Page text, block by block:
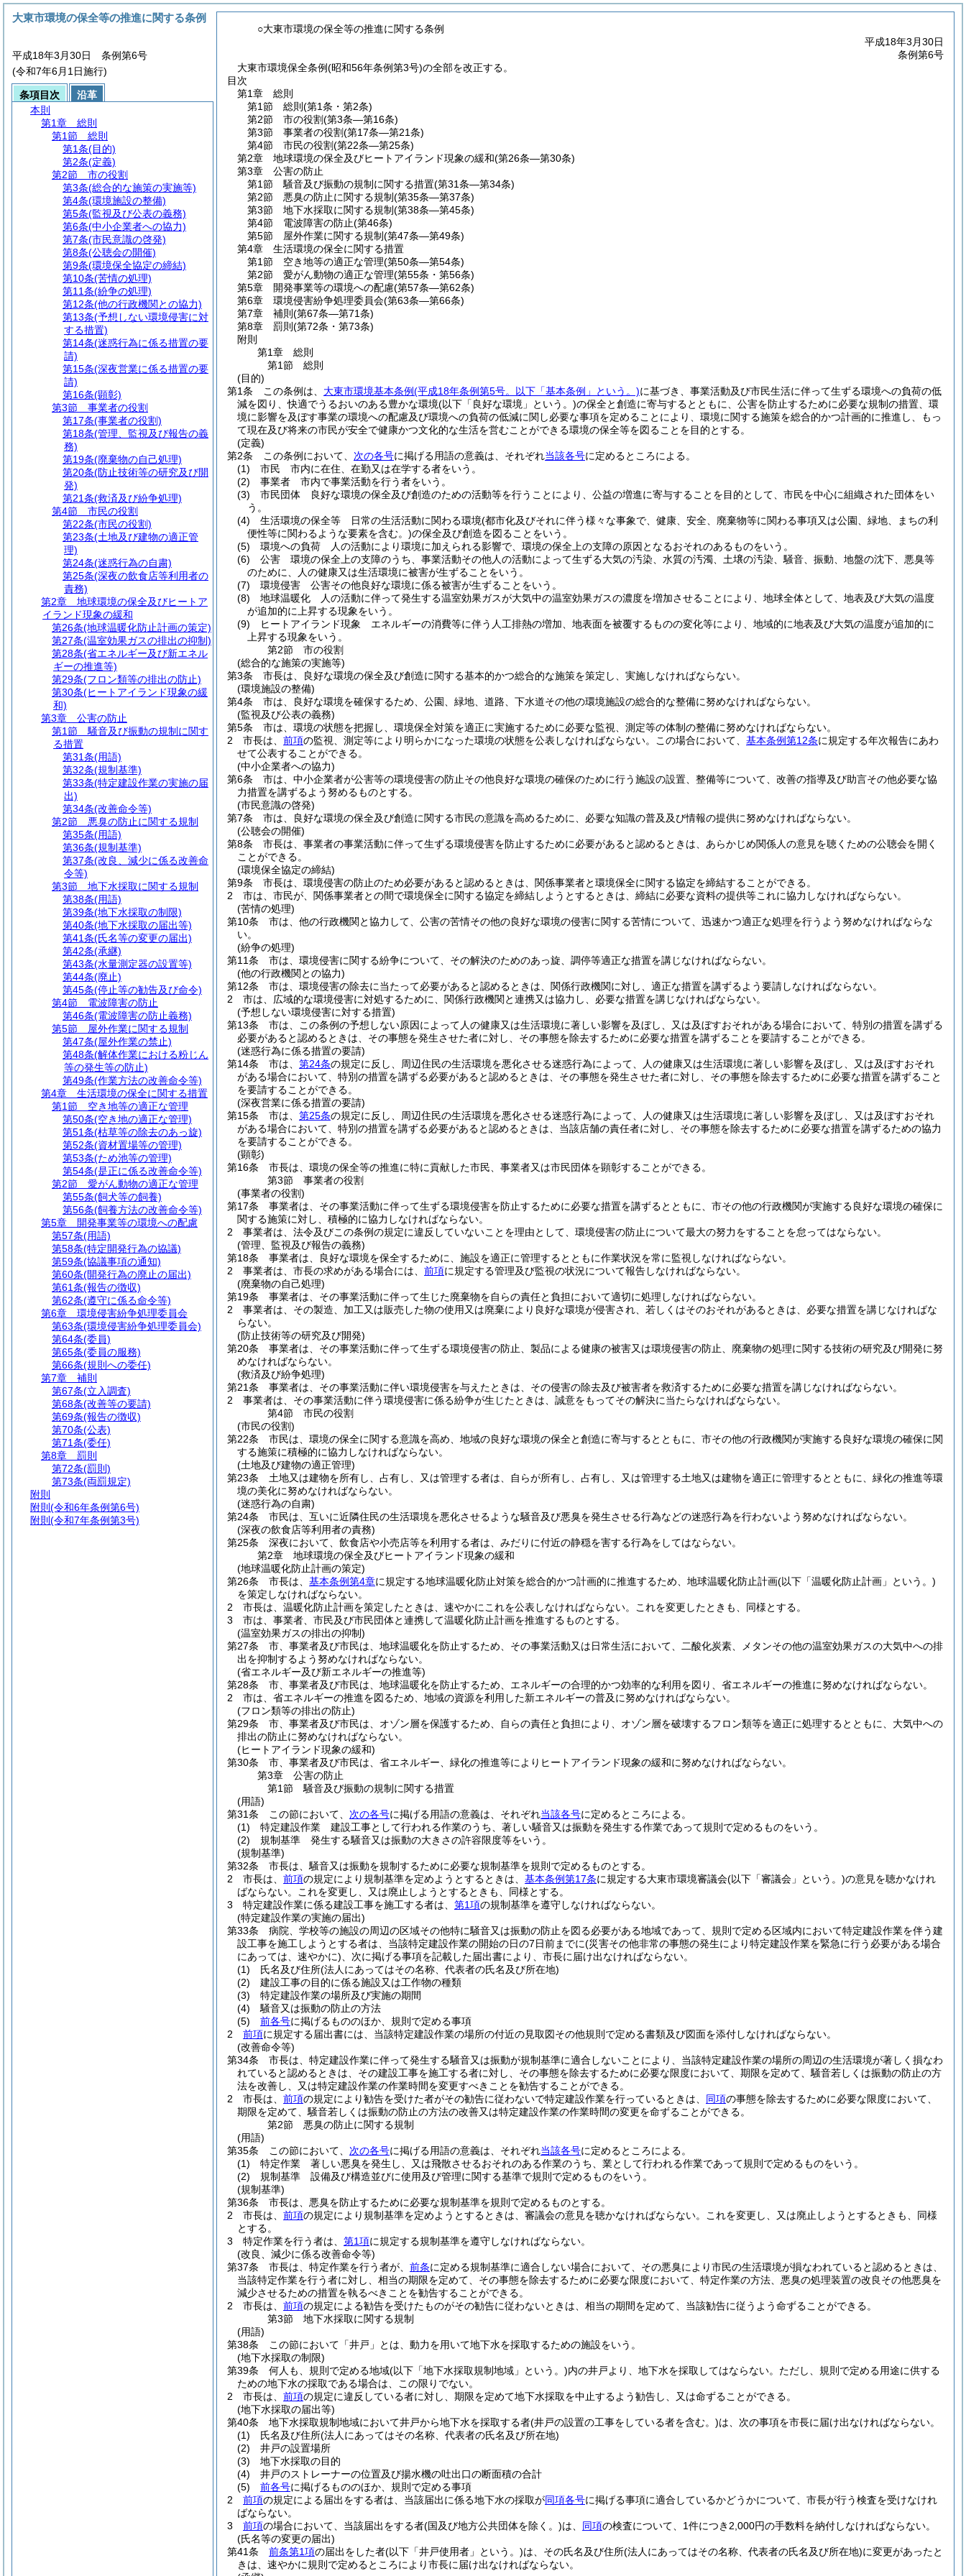
○大東市環境の保全等の推進に関する条例
平成18年3月30日
条例第6号
大東市環境保全条例(昭和56年条例第3号)の全部を改正する。
目次
第1章
総則
第1節
総則 (第1条・第2条)
第2節
市の役割(第3条―第16条)
第3節
事業者の役割(第17条―第21条)
第4節
市民の役割(第22条―第25条)
第2章
地球環境の保全及びヒートアイランド現象の緩和(第26条―第30条)
第3章
公害の防止
第1節
騒音及び振動の規制に関する措置(第31条―第34条)
第2節
悪臭の防止に関する規制(第35条―第37条)
第3節
地下水採取に関する規制(第38条―第45条)
第4節
電波障害の防止(第46条)
第5節
屋外作業に関する規制(第47条―第49条)
第4章
生活環境の保全に関する措置
第1節
空き地等の適正な管理(第50条―第54条)
第2節
愛がん動物の適正な管理(第55条・第56条)
第5章
開発事業等の環境への配慮(第57条―第62条)
第6章
環境侵害紛争処理委員会(第63条―第66条)
第7章
補則 (第67条―第71条)
第8章
罰則 (第72条・第73条)
附則
第1章
総則
第1節
総則
(目的)
第1条
この条例は、 大東市環境基本条例(平成18年条例第5号。以下「基本条例」という。)に基づき、事業活動及び市民生活に伴って生ずる環境への負荷の低
減を図り、快適でうるおいのある豊かな環境(以下「良好な環境」という。)の保全と創造に寄与するとともに、公害を防止するために必要な規制の措置、環
境に影響を及ぼす事業の環境への配慮及び環境への負荷の低減に関し必要な事項を定めることにより、環境に関する施策を総合的かつ計画的に推進し、もっ
て現在及び将来の市民が安全で健康かつ文化的な生活を営むことができる環境の保全等を図ることを目的とする。
(定義)
第2条
この条例において、 次の各号に掲げる用語の意義は、それぞれ当該各号に定めるところによる。
(1)
市民 市内に在住、在勤又は在学する者をいう。
(2)
事業者 市内で事業活動を行う者をいう。
(3)
市民団体 良好な環境の保全及び創造のための活動等を行うことにより、公益の増進に寄与することを目的として、市民を中心に組織された団体をい
う。
(4)
生活環境の保全等 日常の生活活動に関わる環境(都市化及びそれに伴う様々な事象で、健康、安全、廃棄物等に関わる事項又は公園、緑地、まちの利
便性等に関わるような要素を含む。)の保全及び創造を図ることをいう。
(5)
環境への負荷 人の活動により環境に加えられる影響で、環境の保全上の支障の原因となるおそれのあるものをいう。
(6)
公害 環境の保全上の支障のうち、事業活動その他人の活動によって生ずる大気の汚染、水質の汚濁、土壌の汚染、騒音、振動、地盤の沈下、悪臭等
のために、人の健康又は生活環境に被害が生ずることをいう。
(7)
環境侵害 公害その他良好な環境に係る被害が生ずることをいう。
(8)
地球温暖化 人の活動に伴って発生する温室効果ガスが大気中の温室効果ガスの濃度を増加させることにより、地球全体として、地表及び大気の温度
が追加的に上昇する現象をいう。
(9)
ヒートアイランド現象 エネルギーの消費等に伴う人工排熱の増加、地表面を被覆するものの変化等により、地域的に地表及び大気の温度が追加的に
上昇する現象をいう。
第2節
市の役割
(総合的な施策の実施等)
第3条
市長は、良好な環境の保全及び創造に関する基本的かつ総合的な施策を策定し、実施しなければならない。
(環境施設の整備)
第4条
市は、良好な環境を確保するため、公園、緑地、道路、下水道その他の環境施設の総合的な整備に努めなければならない。
(監視及び公表の義務)
第5条
市は、環境の状態を把握し、環境保全対策を適正に実施するために必要な監視、測定等の体制の整備に努めなければならない。
2
市長は、 前項の監視、測定等により明らかになった環境の状態を公表しなければならない。 この場合において、 基本条例第12条に規定する年次報告にあわ
せて公表することができる。
(中小企業者への協力)
第6条
市は、中小企業者が公害等の環境侵害の防止その他良好な環境の確保のために行う施設の設置、整備等について、改善の指導及び助言その他必要な協
力措置を講ずるよう努めるものとする。
(市民意識の啓発)
第7条
市は、良好な環境の保全及び創造に関する市民の意識を高めるために、必要な知識の普及及び情報の提供に努めなければならない。
(公聴会の開催)
第8条
市長は、事業者の事業活動に伴って生ずる環境侵害を防止するために必要があると認めるときは、あらかじめ関係人の意見を聴くための公聴会を開く
ことができる。
(環境保全協定の締結)
第9条
市長は、環境侵害の防止のため必要があると認めるときは、関係事業者と環境保全に関する協定を締結することができる。
2
市は、市民が、関係事業者との間で環境保全に関する協定を締結しようとするときは、締結に必要な資料の提供等これに協力しなければならない。
(苦情の処理)
第10条
市は、他の行政機関と協力して、公害の苦情その他の良好な環境の侵害に関する苦情について、迅速かつ適正な処理を行うよう努めなければならな
い。
(紛争の処理)
第11条
市は、環境侵害に関する紛争について、その解決のためのあっ旋、調停等適正な措置を講じなければならない。
(他の行政機関との協力)
第12条
市は、環境侵害の除去に当たって必要があると認めるときは、関係行政機関に対し、適正な措置を講ずるよう要請しなければならない。
2
市は、広域的な環境侵害に対処するために、関係行政機関と連携又は協力し、必要な措置を講じなければならない。
(予想しない環境侵害に対する措置)
第13条
市は、この条例の予想しない原因によって人の健康又は生活環境に著しい影響を及ぼし、又は及ぼすおそれがある場合において、特別の措置を講ずる
必要があると認めるときは、その事態を発生させた者に対し、その事態を除去するために必要な措置を講ずることを要請することができる。
(迷惑行為に係る措置の要請)
第14条
市は、 第24条の規定に反し、周辺住民の生活環境を悪化させる迷惑行為によって、人の健康又は生活環境に著しい影響を及ぼし、又は及ぼすおそれ
がある場合において、特別の措置を講ずる必要があると認めるときは、その事態を発生させた者に対し、その事態を除去するために必要な措置を講ずること
を要請することができる。
(深夜営業に係る措置の要請)
第15条
市は、 第25条の規定に反し、周辺住民の生活環境を悪化させる迷惑行為によって、人の健康又は生活環境に著しい影響を及ぼし、又は及ぼすおそれ
がある場合において、特別の措置を講ずる必要があると認めるときは、当該店舗の責任者に対し、その事態を除去するために必要な措置を講ずるための協力
を要請することができる。
(顕彰)
第16条
市長は、環境の保全等の推進に特に貢献した市民、事業者又は市民団体を顕彰することができる。
第3節
事業者の役割
(事業者の役割)
第17条
事業者は、その事業活動に伴って生ずる環境侵害を防止するために必要な措置を講ずるとともに、市その他の行政機関が実施する良好な環境の確保に
関する施策に対し、積極的に協力しなければならない。
2
事業者は、法令及びこの条例の規定に違反していないことを理由として、環境侵害の防止について最大の努力をすることを怠ってはならない。
(管理、監視及び報告の義務)
第18条
事業者は、良好な環境を保全するために、施設を適正に管理するとともに作業状況を常に監視しなければならない。
2
事業者は、市長の求めがある場合には、 前項に規定する管理及び監視の状況について報告しなければならない。
(廃棄物の自己処理)
第19条
事業者は、その事業活動に伴って生じた廃棄物を自らの責任と負担において適切に処理しなければならない。
2
事業者は、その製造、加工又は販売した物の使用又は廃棄により良好な環境が侵害され、若しくはそのおそれがあるときは、必要な措置を講じなければな
らない。
(防止技術等の研究及び開発)
第20条
事業者は、その事業活動に伴って生ずる環境侵害の防止、製品による健康の被害又は環境侵害の防止、廃棄物の処理に関する技術の研究及び開発に努
めなければならない。
(救済及び紛争処理)
第21条
事業者は、その事業活動に伴い環境侵害を与えたときは、その侵害の除去及び被害者を救済するために必要な措置を講じなければならない。
2
事業者は、その事業活動に伴う環境侵害に係る紛争が生じたときは、誠意をもってその解決に当たらなければならない。
第4節
市民の役割
(市民の役割)
第22条
市民は、環境の保全に関する意識を高め、地域の良好な環境の保全と創造に寄与するとともに、市その他の行政機関が実施する良好な環境の確保に関
する施策に積極的に協力しなければならない。
(土地及び建物の適正管理)
第23条
土地又は建物を所有し、占有し、又は管理する者は、自らが所有し、占有し、又は管理する土地又は建物を適正に管理するとともに、緑化の推進等環
境の美化に努めなければならない。
(迷惑行為の自粛)
第24条
市民は、互いに近隣住民の生活環境を悪化させるような騒音及び悪臭を発生させる行為などの迷惑行為を行わないよう努めなければならない。
(深夜の飲食店等利用者の責務)
第25条
深夜において、飲食店や小売店等を利用する者は、みだりに付近の静穏を害する行為をしてはならない。
第2章
地球環境の保全及びヒートアイランド現象の緩和
(地球温暖化防止計画の策定)
第26条
市長は、 基本条例第4章に規定する地球温暖化防止対策を総合的かつ計画的に推進するため、地球温暖化防止計画(以下「温暖化防止計画」という。)
を策定しなければならない。
2
市長は、温暖化防止計画を策定したときは、速やかにこれを公表しなければならない。
これを変更したときも、同様とする。
3
市は、事業者、市民及び市民団体と連携して温暖化防止計画を推進するものとする。
(温室効果ガスの排出の抑制)
第27条
市、事業者及び市民は、地球温暖化を防止するため、その事業活動又は日常生活において、二酸化炭素、メタンその他の温室効果ガスの大気中への排
出を抑制するよう努めなければならない。
(省エネルギー及び新エネルギーの推進等)
第28条
市、事業者及び市民は、地球温暖化を防止するため、エネルギーの合理的かつ効率的な利用を図り、省エネルギーの推進に努めなければならない。
2
市は、省エネルギーの推進を図るため、地域の資源を利用した新エネルギーの普及に努めなければならない。
(フロン類等の排出の防止)
第29条
市、事業者及び市民は、オゾン層を保護するため、自らの責任と負担により、オゾン層を破壊するフロン類等を適正に処理するとともに、大気中への
排出の防止に努めなければならない。
(ヒートアイランド現象の緩和)
第30条
市、事業者及び市民は、省エネルギー、緑化の推進等によりヒートアイランド現象の緩和に努めなければならない。
第3章
公害の防止
第1節
騒音及び振動の規制に関する措置
(用語)
第31条
この節において、 次の各号に掲げる用語の意義は、それぞれ当該各号に定めるところによる。
(1)
特定建設作業 建設工事として行われる作業のうち、著しい騒音又は振動を発生する作業であって規則で定めるものをいう。
(2)
規制基準 発生する騒音又は振動の大きさの許容限度等をいう。
(規制基準)
第32条
市長は、騒音又は振動を規制するために必要な規制基準を規則で定めるものとする。
2
市長は、 前項の規定により規制基準を定めようとするときは、 基本条例第17条に規定する大東市環境審議会(以下「審議会」という。)の意見を聴かなけれ
ばならない。
これを変更し、又は廃止しようとするときも、同様とする。
3
特定建設作業に係る建設工事を施工する者は、 第1項の規制基準を遵守しなければならない。
(特定建設作業の実施の届出)
第33条
病院、学校等の施設の周辺の区域その他特に騒音又は振動の防止を図る必要がある地域であって、規則で定める区域内において特定建設作業を伴う建
設工事を施工しようとする者は、当該特定建設作業の開始の日の7日前までに(災害その他非常の事態の発生により特定建設作業を緊急に行う必要がある場合
にあっては、速やかに) 、次に掲げる事項を記載した届出書により、市長に届け出なければならない。
(1)
氏名及び住所(法人にあってはその名称、代表者の氏名及び所在地)
(2)
建設工事の目的に係る施設又は工作物の種類
(3)
特定建設作業の場所及び実施の期間
(4)
騒音又は振動の防止の方法
(5)
前各号に掲げるもののほか、規則で定める事項
2
前項に規定する届出書には、当該特定建設作業の場所の付近の見取図その他規則で定める書類及び図面を添付しなければならない。
(改善命令等)
第34条
市長は、特定建設作業に伴って発生する騒音又は振動が規制基準に適合しないことにより、当該特定建設作業の場所の周辺の生活環境が著しく損なわ
れていると認めるときは、その建設工事を施工する者に対し、その事態を除去するために必要な限度において、期限を定めて、騒音若しくは振動の防止の方
法を改善し、又は特定建設作業の作業時間を変更すべきことを勧告することができる。
2
市長は、 前項の規定により勧告を受けた者がその勧告に従わないで特定建設作業を行っているときは、 同項の事態を除去するために必要な限度において、
期限を定めて、騒音若しくは振動の防止の方法の改善又は特定建設作業の作業時間の変更を命ずることができる。
第2節
悪臭の防止に関する規制
(用語)
第35条
この節において、 次の各号に掲げる用語の意義は、それぞれ当該各号に定めるところによる。
(1)
特定作業 著しい悪臭を発生し、又は飛散させるおそれのある作業のうち、業として行われる作業であって規則で定めるものをいう。
(2)
規制基準 設備及び構造並びに使用及び管理に関する基準で規則で定めるものをいう。
(規制基準)
第36条
市長は、悪臭を防止するために必要な規制基準を規則で定めるものとする。
2
市長は、 前項の規定により規制基準を定めようとするときは、審議会の意見を聴かなければならない。
これを変更し、又は廃止しようとするときも、同様
とする。
3
特定作業を行う者は、 第1項に規定する規制基準を遵守しなければならない。
(改良、減少に係る改善命令等)
第37条
市長は、特定作業を行う者が、 前条に定める規制基準に適合しない場合において、その悪臭により市民の生活環境が損なわれていると認めるときは、
当該特定作業を行う者に対し、相当の期限を定めて、その事態を除去するために必要な限度において、特定作業の方法、悪臭の処理装置の改良その他悪臭を
減少させるための措置を執るべきことを勧告することができる。
2
市長は、 前項の規定による勧告を受けたものがその勧告に従わないときは、相当の期間を定めて、当該勧告に従うよう命ずることができる。
第3節
地下水採取に関する規制
(用語)
第38条
この節において「井戸」とは、動力を用いて地下水を採取するための施設をいう。
(地下水採取の制限)
第39条
何人も、規則で定める地域(以下「地下水採取規制地域」という。)内の井戸より、地下水を採取してはならない。 ただし、規則で定める用途に供する
ための地下水の採取である場合は、この限りでない。
2
市長は、 前項の規定に違反している者に対し、期限を定めて地下水採取を中止するよう勧告し、又は命ずることができる。
(地下水採取の届出等)
第40条
地下水採取規制地域において井戸から地下水を採取する者(井戸の設置の工事をしている者を含む。)は、次の事項を市長に届け出なければならない。
(1)
氏名及び住所(法人にあってはその名称、代表者の氏名及び所在地)
(2)
井戸の設置場所
(3)
地下水採取の目的
(4)
井戸のストレーナーの位置及び揚水機の吐出口の断面積の合計
(5)
前各号に掲げるもののほか、規則で定める事項
2
前項の規定による届出をする者は、当該届出に係る地下水の採取が同項各号に掲げる事項に適合しているかどうかについて、市長が行う検査を受けなけれ
ばならない。
3
前項の場合において、当該届出をする者(国及び地方公共団体を除く。)は、 同項の検査について、1件につき2,000円の手数料を納付しなければならない。
(氏名等の変更の届出)
第41条
前条第1項の届出をした者(以下「井戸使用者」という。)は、その氏名及び住所(法人にあってはその名称、代表者の氏名及び所在地)に変更があったと
きは、速やかに規則で定めるところにより市長に届け出なければならない。
大東市環境の保全等の推進に関する条例
平成18年3月30日 条例第6号
(令和7年6月1日施行)
条項目次
沿革
本則
第1章
総則
第1節
総則
第1条(目的)
第2条(定義)
第2節
市の役割
第3条(総合的な施策の実施等)
第4条(環境施設の整備)
第5条(監視及び公表の義務)
第6条(中小企業者への協力)
第7条(市民意識の啓発)
第8条(公聴会の開催)
第9条(環境保全協定の締結)
第10条(苦情の処理)
第11条(紛争の処理)
第12条(他の行政機関との協力)
第13条(予想しない環境侵害に対
する措置)
第14条(迷惑行為に係る措置の要
請)
第15条(深夜営業に係る措置の要
請)
第16条(顕彰)
第3節
事業者の役割
第17条(事業者の役割)
第18条(管理、監視及び報告の義
務)
第19条(廃棄物の自己処理)
第20条(防止技術等の研究及び開
発)
第21条(救済及び紛争処理)
第4節
市民の役割
第22条(市民の役割)
第23条(土地及び建物の適正管
理)
第24条(迷惑行為の自粛)
第25条(深夜の飲食店等利用者の
責務)
第2章
地球環境の保全及びヒートア
イランド現象の緩和
第26条(地球温暖化防止計画の策定)
第27条(温室効果ガスの排出の抑制)
第28条(省エネルギー及び新エネル
ギーの推進等)
第29条(フロン類等の排出の防止)
第30条(ヒートアイランド現象の緩
和)
第3章
公害の防止
第1節
騒音及び振動の規制に関す
る措置
第31条(用語)
第32条(規制基準)
第33条(特定建設作業の実施の届
出)
第34条(改善命令等)
第2節
悪臭の防止に関する規制
第35条(用語)
第36条(規制基準)
第37条(改良、減少に係る改善命
令等)
第3節
地下水採取に関する規制
第38条(用語)
第39条(地下水採取の制限)
第40条(地下水採取の届出等)
第41条(氏名等の変更の届出)
第42条(承継)
第43条(水量測定器の設置等)
第44条(廃止)
第45条(停止等の勧告及び命令)
第4節
電波障害の防止
第46条(電波障害の防止義務)
第5節
屋外作業に関する規制
第47条(屋外作業の禁止)
第48条(解体作業における粉じん
等の発生等の防止)
第49条(作業方法の改善命令等)
第4章
生活環境の保全に関する措置
第1節
空き地等の適正な管理
第50条(空き地の適正な管理)
第51条(枯草等の除去のあっ旋)
第52条(資材置場等の管理)
第53条(ため池等の管理)
第54条(是正に係る改善命令等)
第2節
愛がん動物の適正な管理
第55条(飼犬等の飼養)
第56条(飼養方法の改善命令等)
第5章
開発事業等の環境への配慮
第57条(用語)
第58条(特定開発行為の協議)
第59条(協議事項の通知)
第60条(開発行為の廃止の届出)
第61条(報告の徴収)
第62条(遵守に係る命令等)
第6章
環境侵害紛争処理委員会
第63条(環境侵害紛争処理委員会)
第64条(委員)
第65条(委員の服務)
第66条(規則への委任)
第7章
補則
第67条(立入調査)
第68条(改善等の要請)
第69条(報告の徴収)
第70条(公表)
第71条(委任)
第8章
罰則
第72条(罰則)
第73条(両罰規定)
附則
附則 (令和6年条例第6号)
附則 (令和7年条例第3号)